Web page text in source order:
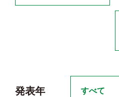
発表年